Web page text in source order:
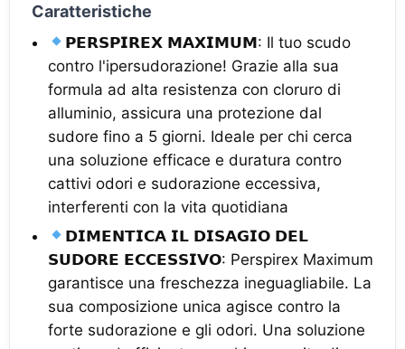
Caratteristiche
𝗣𝗘𝗥𝗦𝗣𝗜𝗥𝗘𝗫 𝗠𝗔𝗫𝗜𝗠𝗨𝗠: Il tuo scudo
contro l'ipersudorazione! Grazie alla sua
formula ad alta resistenza con cloruro di
alluminio, assicura una protezione dal
sudore fino a 5 giorni. Ideale per chi cerca
una soluzione efficace e duratura contro
cattivi odori e sudorazione eccessiva,
interferenti con la vita quotidiana
𝗗𝗜𝗠𝗘𝗡𝗧𝗜𝗖𝗔 𝗜𝗟 𝗗𝗜𝗦𝗔𝗚𝗜𝗢 𝗗𝗘𝗟
𝗦𝗨𝗗𝗢𝗥𝗘 𝗘𝗖𝗖𝗘𝗦𝗦𝗜𝗩𝗢: Perspirex Maximum
garantisce una freschezza ineguagliabile. La
sua composizione unica agisce contro la
forte sudorazione e gli odori. Una soluzione